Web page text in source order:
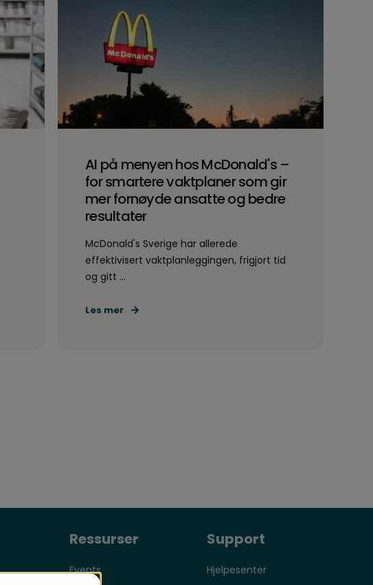
AI på menyen hos McDonald's –
for smartere vaktplaner som gir
mer fornøyde ansatte og bedre
resultater
McDonald's Sverige har allerede
effektivisert vaktplanleggingen, frigjort tid
og gitt ...
Les mer
Ressurser
Events
Support
Hjelpesenter